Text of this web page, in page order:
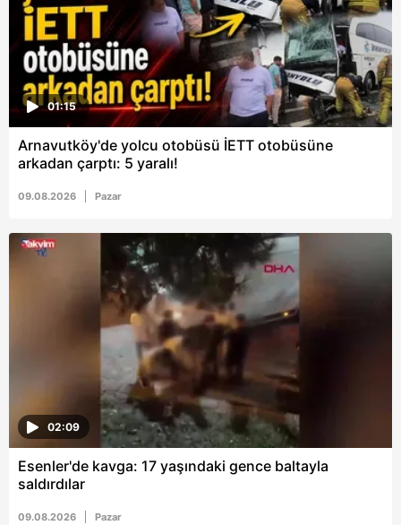
01:15
Arnavutköy'de yolcu otobüsü İETT otobüsüne
arkadan çarptı: 5 yaralı!
09.08.2026 Pazar
02:09
Esenler'de kavga: 17 yaşındaki gence baltayla
saldırdılar
09.08.2026 Pazar